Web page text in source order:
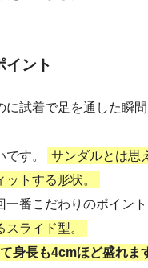
イント
に試着で足を通した瞬
す。
サンダルとは思
トする形状。
一番こだわりのポイン
ライド型。
身長も4cmほど盛れま